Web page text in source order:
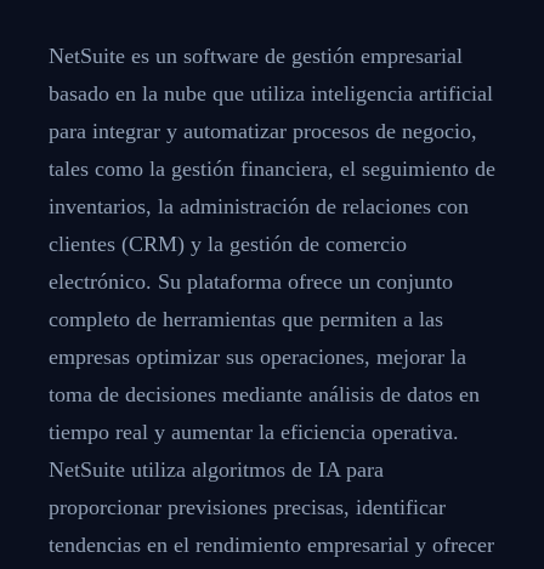
NetSuite es un software de gestión empresarial
basado en la nube que utiliza inteligencia artificial
para integrar y automatizar procesos de negocio,
tales como la gestión financiera, el seguimiento de
inventarios, la administración de relaciones con
clientes (CRM) y la gestión de comercio
electrónico. Su plataforma ofrece un conjunto
completo de herramientas que permiten a las
empresas optimizar sus operaciones, mejorar la
toma de decisiones mediante análisis de datos en
tiempo real y aumentar la eficiencia operativa.
NetSuite utiliza algoritmos de IA para
proporcionar previsiones precisas, identificar
tendencias en el rendimiento empresarial y ofrecer